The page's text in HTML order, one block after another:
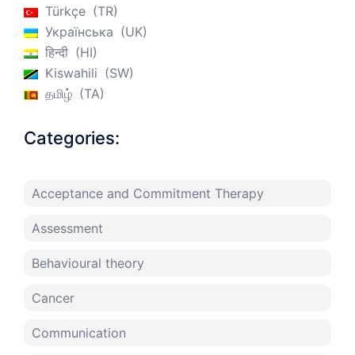
Türkçe
TR
Українська
UK
हिन्दी
HI
Kiswahili
SW
தமிழ்
TA
Categories:
Acceptance and Commitment Therapy
Assessment
Behavioural theory
Cancer
Communication